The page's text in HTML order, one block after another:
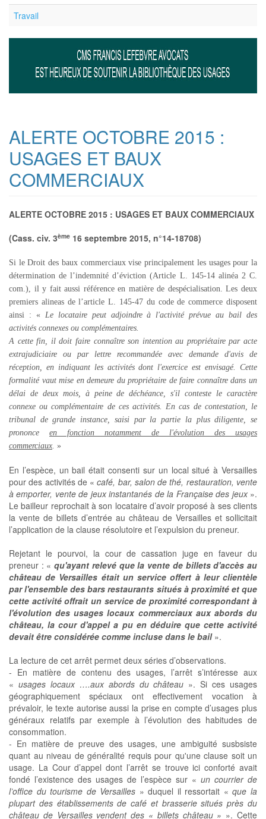
Travail
ALERTE OCTOBRE 2015 :
USAGES ET BAUX
COMMERCIAUX
ALERTE OCTOBRE 2015 : USAGES ET BAUX COMMERCIAUX
(Cass. civ. 3ème 16 septembre 2015, n°14-18708)
Si le Droit des baux commerciaux vise principalement les usages pour la
détermination de l’indemnité d’éviction (Article L. 145-14 alinéa 2 C.
com.), il y fait aussi référence en matière de despécialisation. Les deux
premiers alineas de l’article L. 145-47 du code de commerce disposent
ainsi : « Le locataire peut adjoindre à l'activité prévue au bail des
activités connexes ou complémentaires.
A cette fin, il doit faire connaître son intention au propriétaire par acte
extrajudiciaire ou par lettre recommandée avec demande d'avis de
réception, en indiquant les activités dont l'exercice est envisagé. Cette
formalité vaut mise en demeure du propriétaire de faire connaître dans un
délai de deux mois, à peine de déchéance, s'il conteste le caractère
connexe ou complémentaire de ces activités. En cas de contestation, le
tribunal de grande instance, saisi par la partie la plus diligente, se
prononce en fonction notamment de l'évolution des usages
commerciaux. »
En l’espèce, un bail était consenti sur un local situé à Versailles
pour des activités de « café, bar, salon de thé, restauration, vente
à emporter, vente de jeux instantanés de la Française des jeux».
Le bailleur reprochait à son locataire d’avoir proposé à ses clients
la vente de billets d’entrée au château de Versailles et sollicitait
l’application de la clause résolutoire et l’expulsion du preneur.
Rejetant le pourvoi, la cour de cassation juge en faveur du
preneur : «qu'ayant relevé que la vente de billets d'accès au
château de Versailles était un service offert à leur clientèle
par l'ensemble des bars restaurants situés à proximité et que
cette activité offrait un service de proximité correspondant à
l'évolution des usages locaux commerciaux aux abords du
château, la cour d'appel a pu en déduire que cette activité
devait être considérée comme incluse dans le bail ».
La lecture de cet arrêt permet deux séries d’observations.
- En matière de contenu des usages, l’arrêt s’intéresse aux
« usages locaux ….aux abords du château ». Si ces usages
géographiquement spéciaux ont effectivement vocation à
prévaloir, le texte autorise aussi la prise en compte d’usages plus
généraux relatifs par exemple à l’évolution des habitudes de
consommation.
- En matière de preuve des usages, une ambiguité susbsiste
quant au niveau de généralité requis pour qu'une clause soit un
usage. La Cour d’appel dont l’arrêt se trouve ici conforté avait
fondé l’existence des usages de l’espèce sur « un courrier de
l’office du tourisme de Versailles » duquel il ressortait «que la
plupart des établissements de café et brasserie situés près du
château de Versailles vendent des « billets château » ». Cette